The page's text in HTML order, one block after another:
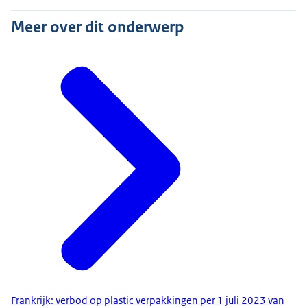
Meer over dit onderwerp
Frankrijk: verbod op plastic verpakkingen per 1 juli 2023 van